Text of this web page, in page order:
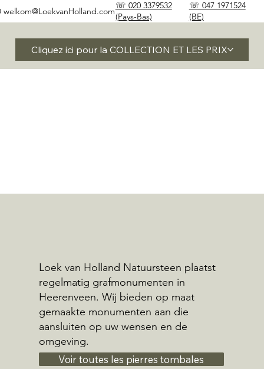
Cliquez ici pour la COLLECTION ET LES PRIX
☏ 020 3379532
(Pays-Bas)
☏ 047 1971524
(BE)
welkom@LoekvanHolland.com
Loek van Holland Natuursteen plaatst
regelmatig grafmonumenten in
Heerenveen. Wij bieden op maat
gemaakte monumenten aan die
aansluiten op uw wensen en de
omgeving.
Voir toutes les pierres tombales